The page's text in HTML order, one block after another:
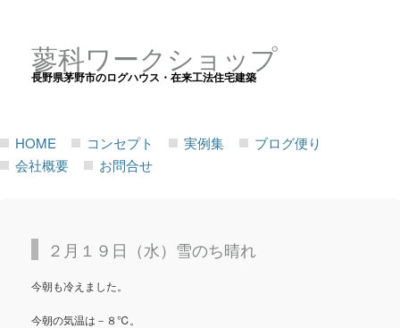
蓼科ワークショップ
長野県茅野市のログハウス・在来工法住宅建築
HOME コンセプト 実例集
ブログ便り
会社概要
お問合せ
２月１９日（水）雪のち晴れ
今朝も冷えました。
今朝の気温は－８℃。